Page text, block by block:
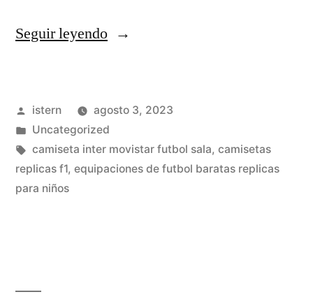
Seguir leyendo«camisetas
forocoches»
Publicado
por
istern
agosto 3, 2023
Publicado
en
Uncategorized
Etiquetas:
camiseta inter movistar futbol sala, camisetas
replicas f1, equipaciones de futbol baratas replicas
para niños